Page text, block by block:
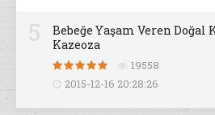
Bebeğe Yaşam Veren
Kazeoza
19558
2015-12-16 20:28:26